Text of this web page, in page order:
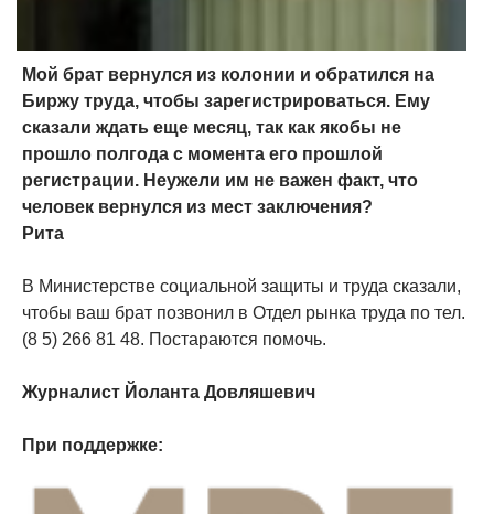
Мой брат вернулся из колонии и обратился на
Биржу труда, чтобы зарегистрироваться. Ему
сказали ждать еще месяц, так как якобы не
прошло полгода с момента его прошлой
регистрации. Неужели им не важен факт, что
человек вернулся из мест заключения?
Рита
В Министерстве социальной защиты и труда сказали,
чтобы ваш брат позвонил в Отдел рынка труда по тел.
(8 5) 266 81 48. Постараются помочь.
Журналист Йоланта Довляшевич
При поддержке: